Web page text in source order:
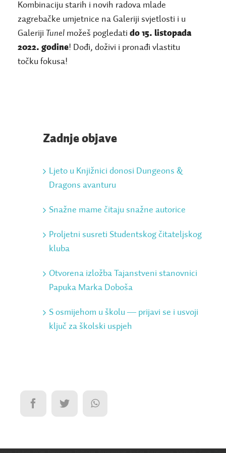
Kombinaciju starih i novih radova mlade
zagrebačke umjetnice na Galeriji svjetlosti i u
Galeriji Tunel možeš pogledatido 15. listopada
2022. godine! Dođi, doživi i pronađi vlastitu
točku fokusa!
Zadnje objave
Ljeto u Knjižnici donosi Dungeons &
Dragons avanturu
Snažne mame čitaju snažne autorice
Proljetni susreti Studentskog čitateljskog
kluba
Otvorena izložba Tajanstveni stanovnici
Papuka Marka Doboša
S osmijehom u školu ― prijavi se i usvoji
ključ za školski uspjeh